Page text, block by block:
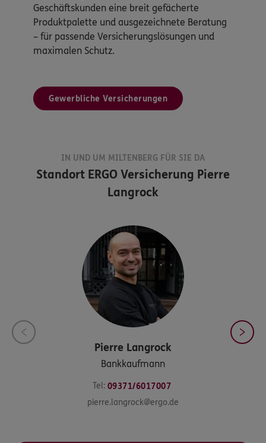
Geschäftskunden eine breit gefächerte
Produktpalette und ausgezeichnete Beratung
– für passende Versicherungslösungen und
maximalen Schutz.
Gewerbliche Versicherungen
IN UND UM MILTENBERG FÜR SIE DA
Standort ERGO Versicherung Pierre
Langrock
Pierre Langrock
Bankkaufmann
Tel: 09371/6017007
pierre.langrock@ergo.de